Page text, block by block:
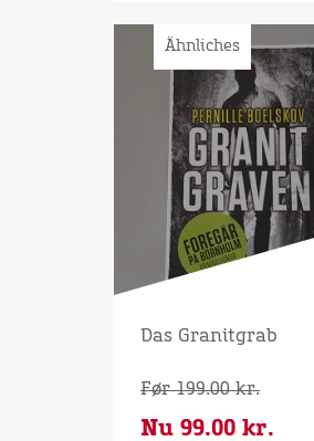
Ähnliches
Das Granitgrab
Før199.00kr.
Nu 99.00 kr.